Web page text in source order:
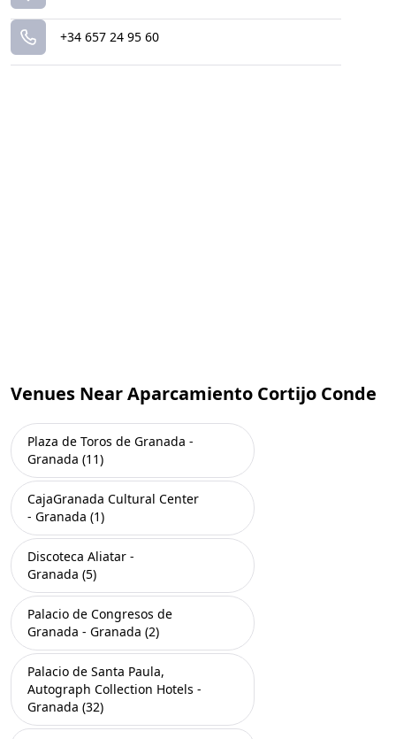
+34 657 24 95 60
Venues Near Aparcamiento Cortijo Conde
Plaza de Toros de Granada -
Granada (11)
CajaGranada Cultural Center
- Granada (1)
Discoteca Aliatar -
Granada (5)
Palacio de Congresos de
Granada - Granada (2)
Palacio de Santa Paula,
Autograph Collection Hotels -
Granada (32)